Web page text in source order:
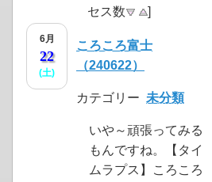
セス数
]
6月
22
(土)
ころころ富士
（240622）
カテゴリー 未分類
いや～頑張ってみる
もんですね。【タイ
ムラプス】ころころ